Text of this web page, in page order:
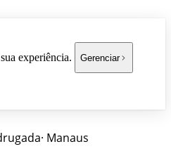
experiência. Gerenciar
· Manaus